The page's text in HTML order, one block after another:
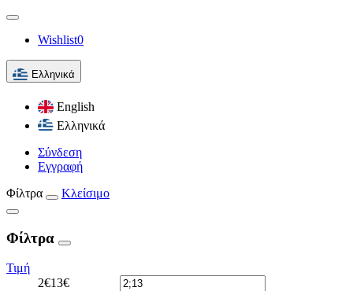
Wishlist0
Ελληνικά
English
Ελληνικά
Σύνδεση
Εγγραφή
Φίλτρα
Κλείσιμο
Φίλτρα
Τιμή
2€13€